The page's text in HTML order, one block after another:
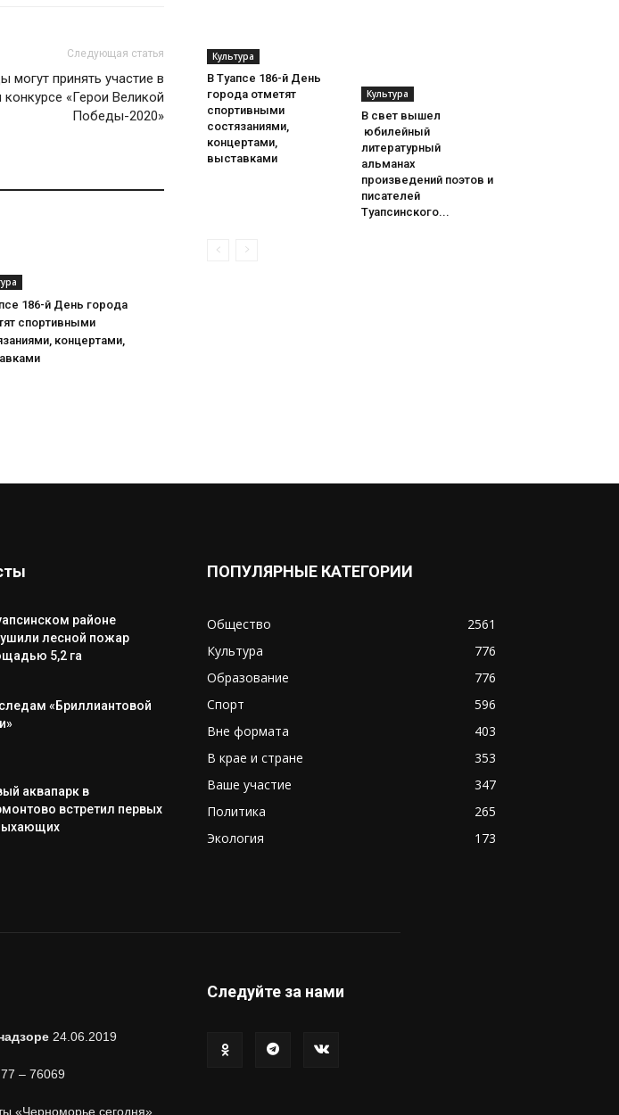
Следующая статья
могут принять участие в
«Герои Великой
Победы-2020»
186-й День города
спортивными
концертами,
Культура
В Туапсе 186-й День
города отметят
спортивными
состязаниями,
концертами,
выставками
Культура
В свет вышел
юбилейный
литературный
альманах
произведений поэтов и
писателей
Туапсинского...
районе
лесной пожар
5,2 га
«Бриллиантовой
аквапарк в
встретил первых
ПОПУЛЯРНЫЕ КАТЕГОРИИ
Общество
2561
Культура
776
Образование
776
Спорт
596
Вне формата
403
В крае и стране
353
Ваше участие
347
Политика
265
Экология
173
24.06.2019
– 76069
«Черноморье сегодня»
Следуйте за нами